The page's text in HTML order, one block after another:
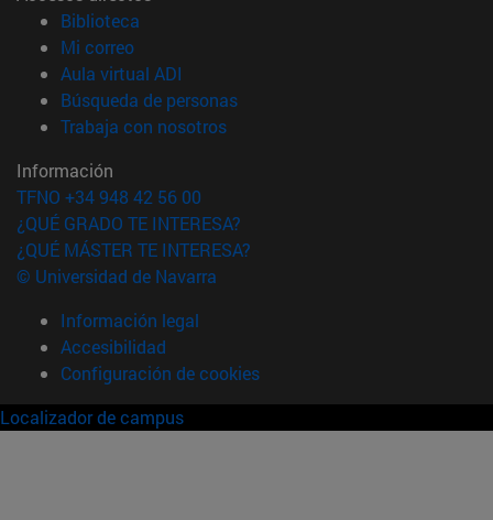
Biblioteca
Mi correo(abre en nueva ventana)
Aula virtual ADI
Búsqueda de personas(abre en nueva ventana)
Trabaja con nosotros(abre en nueva ventana)
Información
TFNO +34 948 42 56 00
¿QUÉ GRADO TE INTERESA?
¿QUÉ MÁSTER TE INTERESA?
© Universidad de Navarra
Información legal
Accesibilidad
Configuración de cookies
Localizador de campus